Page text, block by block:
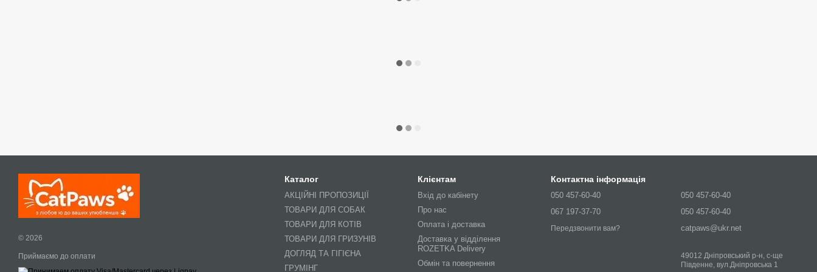
© 2026
Приймаємо до оплати
Каталог
АКЦІЙНІ ПРОПОЗИЦІЇ
ТОВАРИ ДЛЯ СОБАК
ТОВАРИ ДЛЯ КОТІВ
ТОВАРИ ДЛЯ ГРИЗУНІВ
ДОГЛЯД ТА ГІГІЄНА
ГРУМІНГ
Клієнтам
Вхід до кабінету
Про нас
Оплата і доставка
Доставка у відділення
ROZETKA Delivery
Обмін та повернення
Контактна інформація
050 457-60-40
067 197-37-70
Передзвонити вам?
050 457-60-40
050 457-60-40
catpaws@ukr.net
49012 Дніпровський р-н, с-ще
Південне, вул.Дніпровська 1